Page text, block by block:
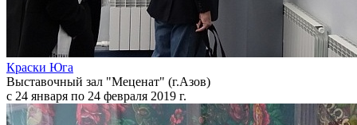
Краски Юга
Выставочный зал "Меценат" (г.Азов)
с 24 января по 24 февраля 2019 г.